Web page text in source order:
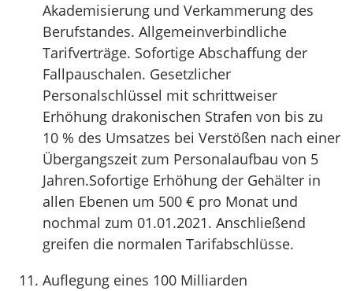
Akademisierung und Verkammerung des
Berufstandes. Allgemeinverbindliche
Tarifverträge. Sofortige Abschaffung der
Fallpauschalen. Gesetzlicher
Personalschlüssel mit schrittweiser
Erhöhung drakonischen Strafen von bis zu
10 % des Umsatzes bei Verstößen nach einer
Übergangszeit zum Personalaufbau von 5
Jahren.Sofortige Erhöhung der Gehälter in
allen Ebenen um 500 € pro Monat und
nochmal zum 01.01.2021. Anschließend
greifen die normalen Tarifabschlüsse.
Auflegung eines 100 Milliarden